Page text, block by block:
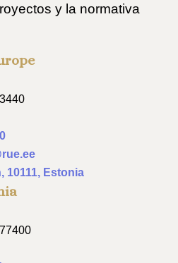
y la normativa
10111, Estonia